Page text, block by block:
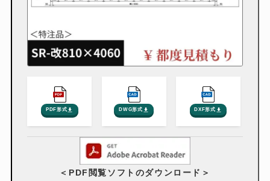
PDF形式 DWG形式 DXF形式
＜PDF閲覧ソフトのダウンロード＞